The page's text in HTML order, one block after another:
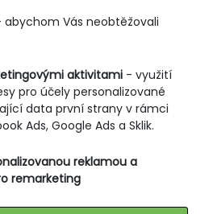
abychom Vás neobtěžovali
aktivitami - využití
pro účely personalizované
data první strany v rámci
Ads, Google Ads a Sklik.
reklamou a
remarketing